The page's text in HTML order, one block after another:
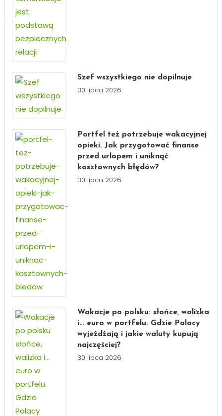
Szef wszystkiego nie dopilnuje
30 lipca 2026
Portfel też potrzebuje wakacyjnej
opieki. Jak przygotować finanse
przed urlopem i uniknąć
kosztownych błędów?
30 lipca 2026
Wakacje po polsku: słońce, walizka
i… euro w portfelu. Gdzie Polacy
wyjeżdżają i jakie waluty kupują
najczęściej?
30 lipca 2026